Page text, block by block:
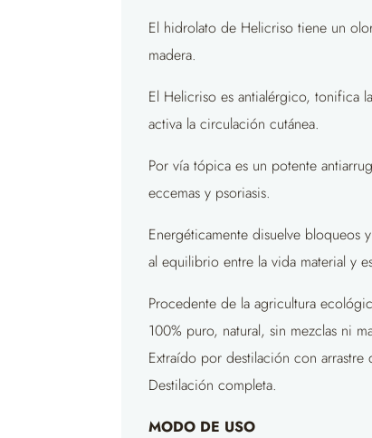
El hidrolato de Helicriso tiene un
madera.
El Helicriso es antialérgico, tonifica
activa la circulación cutánea.
Por vía tópica es un potente
eccemas y psoriasis.
Energéticamente disuelve bloqueos
al equilibrio entre la vida material y
Procedente de la agricultura
100% puro, natural, sin mezclas ni
Extraído por destilación con
Destilación completa.
MODO DE USO